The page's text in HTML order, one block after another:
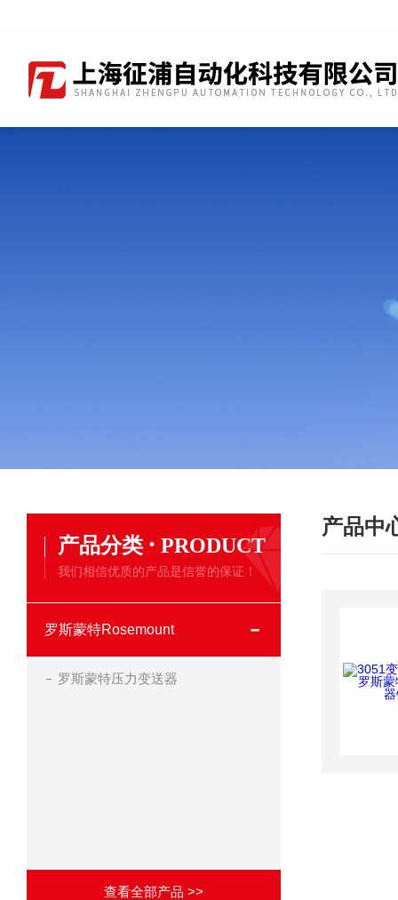
产品分类 · PRODUCT
我们相信优质的产品是信誉的保证！
罗斯蒙特Rosemount
罗斯蒙特压力变送器
查看全部产品 >>
产品中